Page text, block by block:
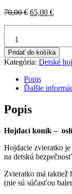
70,00 € Pôvodná
65,00 €
Hojdací
koník
–
sivý
Pridať do košíka
Kategória: Detské
Popis
Ďalšie
Popis
Hojdací koník –
Hojdacie zvieratko
na detskú
Zvieratko má
(nie sú súčasťou